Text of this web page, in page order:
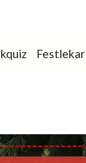
Festlekar